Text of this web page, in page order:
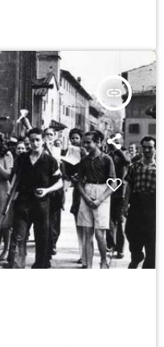
insert_link